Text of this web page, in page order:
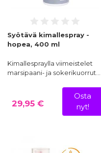
Syötävä kimallespray -
hopea, 400 ml
Kimallespraylla viimeistelet
marsipaani- ja sokerikuorrut…
29,95 €
Osta
nyt!